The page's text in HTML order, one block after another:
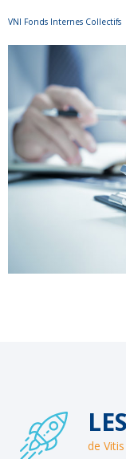
VNI Fonds Internes Collectifs
de